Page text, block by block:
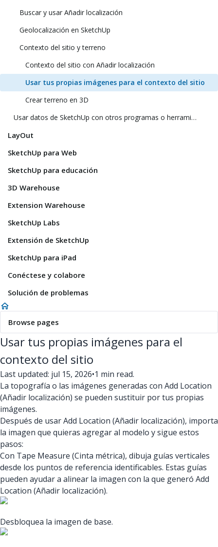
Buscar y usar Añadir localización
Geolocalización en SketchUp
Contexto del sitio y terreno
Contexto del sitio con Añadir localización
Usar tus propias imágenes para el contexto del sitio
Crear terreno en 3D
Usar datos de SketchUp con otros programas o herramientas de modelado
LayOut
SketchUp para Web
SketchUp para educación
3D Warehouse
Extension Warehouse
SketchUp Labs
Extensión de SketchUp
SketchUp para iPad
Conéctese y colabore
Solución de problemas
Browse pages
Usar tus propias imágenes para el
contexto del sitio
Last updated: jul 15, 2026•1 min read.
La topografía o las imágenes generadas con Add Location
(Añadir localización) se pueden sustituir por tus propias
imágenes.
Después de usar Add Location (Añadir localización), importa
la imagen que quieras agregar al modelo y sigue estos
pasos:
Con Tape Measure (Cinta métrica), dibuja guías verticales
desde los puntos de referencia identificables. Estas guías
pueden ayudar a alinear la imagen con la que generó Add
Location (Añadir localización).
Desbloquea la imagen de base.